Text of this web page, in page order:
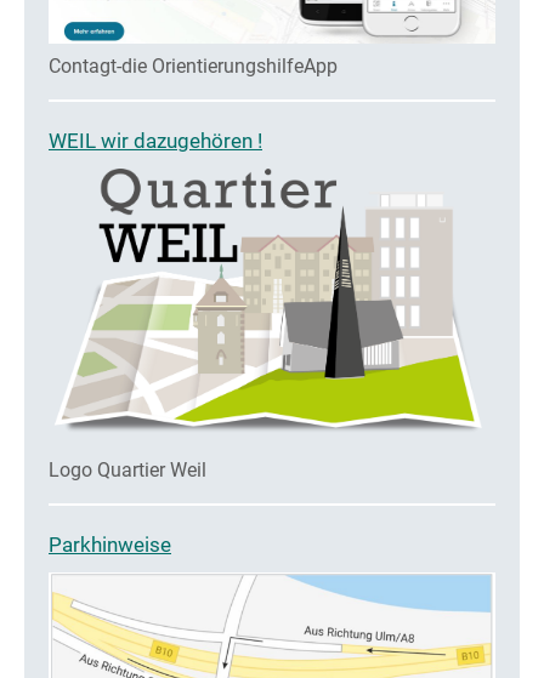
Contagt-die OrientierungshilfeApp
WEIL wir dazugehören !
Logo Quartier Weil
Parkhinweise